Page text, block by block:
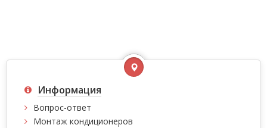
Информация
Вопрос-ответ
Монтаж кондиционеров